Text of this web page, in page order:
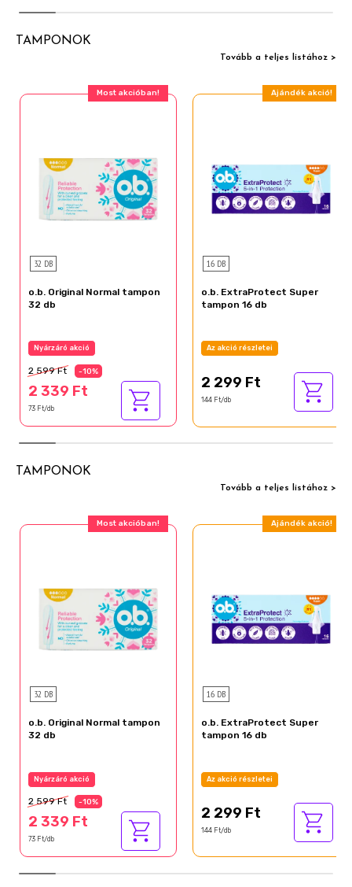
TAMPONOK
Tovább a teljes listához >
Most akcióban!
32 DB
o.b. Original Normal tampon
32 db
Nyárzáró akció
2 599 Ft -10%
2 339 Ft
73 Ft/db
Ajándék akció!
16 DB
o.b. ExtraProtect Super
tampon 16 db
Az akció részletei
2 299 Ft
144 Ft/db
TAMPONOK
Tovább a teljes listához >
Most akcióban!
32 DB
o.b. Original Normal tampon
32 db
Nyárzáró akció
2 599 Ft -10%
2 339 Ft
73 Ft/db
Ajándék akció!
16 DB
o.b. ExtraProtect Super
tampon 16 db
Az akció részletei
2 299 Ft
144 Ft/db